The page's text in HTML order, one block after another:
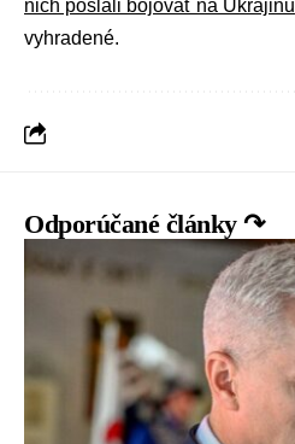
nich poslali bojovať na Ukrajinu
vyhradené.
Odporúčané články ↷